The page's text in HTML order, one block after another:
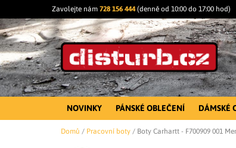
Zavolejte nám 728 156 444 (denně od 10:00 do 17:00 hod)
NOVINKY PÁNSKÉ OBLEČENÍ DÁMSKÉ
Domů / Pracovní boty / Boty Carhartt - F700909 001